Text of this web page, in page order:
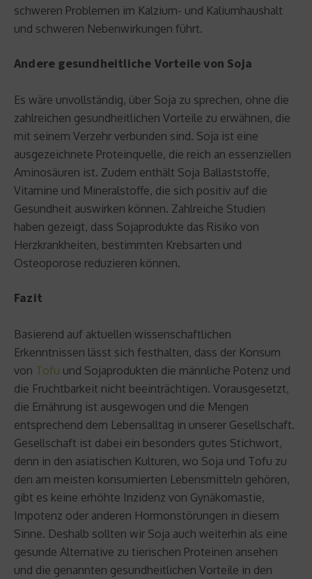
schweren Problemen im Kalzium- und Kaliumhaushalt
und schweren Nebenwirkungen führt.
Andere gesundheitliche Vorteile von Soja
Es wäre unvollständig, über Soja zu sprechen, ohne die
zahlreichen gesundheitlichen Vorteile zu erwähnen, die
mit seinem Verzehr verbunden sind. Soja ist eine
ausgezeichnete Proteinquelle, die reich an essenziellen
Aminosäuren ist. Zudem enthält Soja Ballaststoffe,
Vitamine und Mineralstoffe, die sich positiv auf die
Gesundheit auswirken können. Zahlreiche Studien
haben gezeigt, dass Sojaprodukte das Risiko von
Herzkrankheiten, bestimmten Krebsarten und
Osteoporose reduzieren können.
Fazit
Basierend auf aktuellen wissenschaftlichen
Erkenntnissen lässt sich festhalten, dass der Konsum
von Tofu und Sojaprodukten die männliche Potenz und
die Fruchtbarkeit nicht beeinträchtigen. Vorausgesetzt,
die Ernährung ist ausgewogen und die Mengen
entsprechend dem Lebensalltag in unserer Gesellschaft.
Gesellschaft ist dabei ein besonders gutes Stichwort,
denn in den asiatischen Kulturen, wo Soja und Tofu zu
den am meisten konsumierten Lebensmitteln gehören,
gibt es keine erhöhte Inzidenz von Gynäkomastie,
Impotenz oder anderen Hormonstörungen in diesem
Sinne. Deshalb sollten wir Soja auch weiterhin als eine
gesunde Alternative zu tierischen Proteinen ansehen
und die genannten gesundheitlichen Vorteile in den